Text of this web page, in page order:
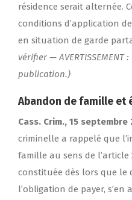
résidence serait alternée.
conditions d’application
en situation de garde
vérifier —
publication.)
Abandon de famille et
Cass. Crim., 15 septembre
criminelle a rappelé que
famille au sens de l’article
constituée dès lors que le
l’obligation de payer,